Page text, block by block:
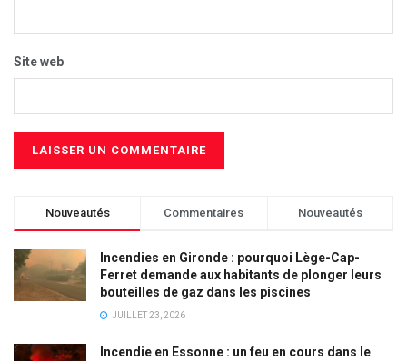
Site web
Nouveautés Commentaires Nouveautés
Incendies en Gironde : pourquoi Lège-Cap-
Ferret demande aux habitants de plonger leurs
bouteilles de gaz dans les piscines
JUILLET 23, 2026
Incendie en Essonne : un feu en cours dans le